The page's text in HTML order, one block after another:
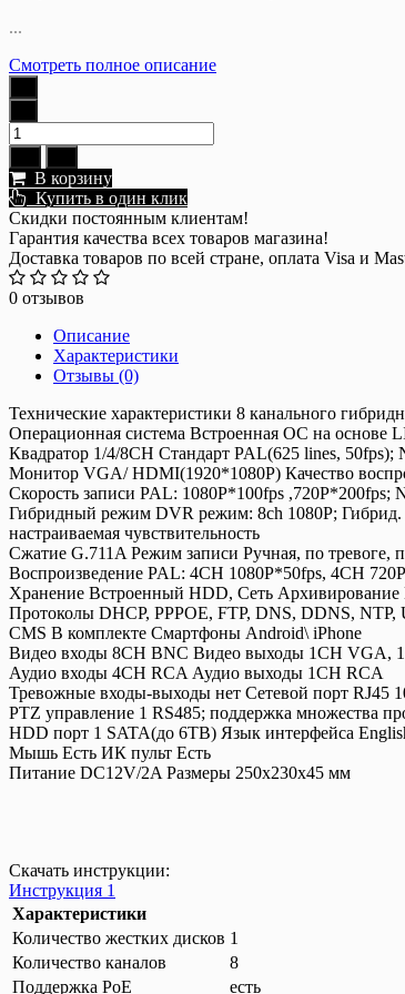
...
Смотреть полное описание
В корзину
Купить в один клик
Скидки постоянным клиентам!
Гарантия качества всех товаров магазина!
Доставка товаров по всей стране, оплата Visa и
0 отзывов
Описание
Характеристики
Отзывы (0)
Технические характеристики 8 канального
Операционная система Встроенная ОС на основе
Квадратор 1/4/8CH Стандарт PAL(625 lines, 50fps);
Монитор VGA/ HDMI(1920*1080P) Качество
Скорость записи PAL: 1080P*100fps ,720P*200fps;
Гибридный режим DVR режим: 8ch 1080P; Гибрид.
настраиваемая чувствительность
Сжатие G.711A Режим записи Ручная, по тревоге,
Воспроизведение PAL: 4CH 1080P*50fps, 4CH
Хранение Встроенный HDD, Сеть
Протоколы DHCP, PPPOE, FTP, DNS, DDNS,
CMS В комплекте Смартфоны Android\ iPhone
Видео входы 8CH BNC Видео выходы 1CH VGA,
Аудио входы 4CH RCA Аудио выходы 1CH RCA
Тревожные входы-выходы нет Сетевой порт RJ45
PTZ управление 1 RS485; поддержка множества
HDD порт 1 SATA(до 6TB) Язык интерфейса
Мышь Есть ИК пульт Есть
Питание DC12V/2A Размеры 250x230x45 мм
Скачать инструкции:
Инструкция 1
Характеристики
Количество жестких дисков 1
Количество каналов
8
Поддержка PoE
есть